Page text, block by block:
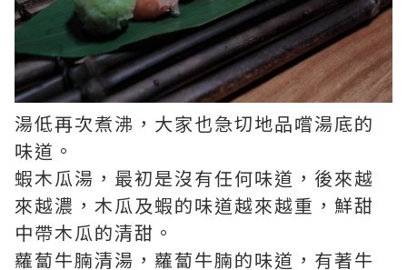
湯低再次煮沸，大家也急切地品嚐湯底的
味道。
蝦木瓜湯，最初是沒有任何味道，後來越
來越濃，木瓜及蝦的味道越來越重，鮮甜
中帶木瓜的清甜。
蘿蔔牛腩清湯，蘿蔔牛腩的味道，有著牛